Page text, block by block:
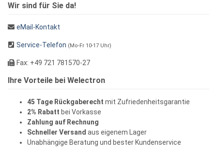
Wir sind für Sie da!
eMail-Kontakt
Service-Telefon (Mo-Fr 10-17 Uhr)
Fax: +49 721 781570-27
Ihre Vorteile bei Welectron
45 Tage Rückgaberecht mit Zufriedenheitsgarantie
2% Rabatt bei Vorkasse
Zahlung auf Rechnung
Schneller Versand aus eigenem Lager
Unabhängige Beratung und bester Kundenservice